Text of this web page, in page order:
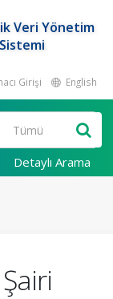
Veri Yönetim
Sistemi
Girişi English
Detaylı Arama